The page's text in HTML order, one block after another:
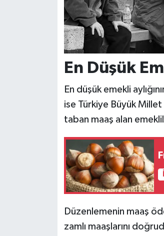
En Düşük
En düşük emekli
ise Türkiye Büyük
taban maaş alan
Düzenlemenin maaş
zamlı maaşlarını